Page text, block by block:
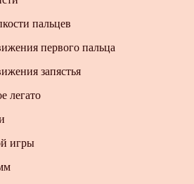
пальцев
первого пальца
запястья
легато
игры